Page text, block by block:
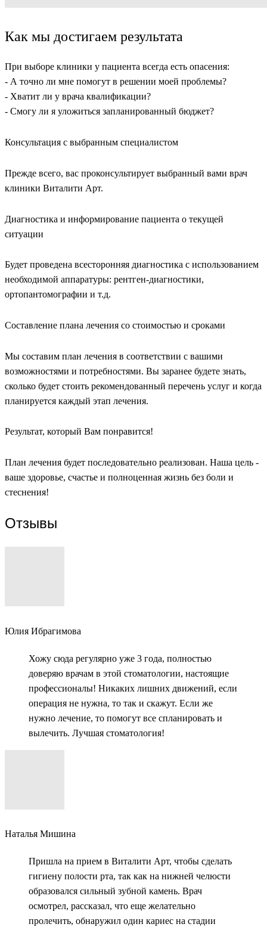
Как мы достигаем результата
При выборе клиники у пациента всегда есть опасения:
- А точно ли мне помогут в решении моей проблемы?
- Хватит ли у врача квалификации?
- Смогу ли я уложиться запланированный бюджет?
Консультация с выбранным специалистом
Прежде всего, вас проконсультирует выбранный вами врач
клиники Виталити Арт.
Диагностика и информирование пациента о текущей
ситуации
Будет проведена всесторонняя диагностика с использованием
необходимой аппаратуры: рентген-диагностики,
ортопантомографии и т.д.
Составление плана лечения со стоимостью и сроками
Мы составим план лечения в соответствии с вашими
возможностями и потребностями. Вы заранее будете знать,
сколько будет стоить рекомендованный перечень услуг и когда
планируется каждый этап лечения.
Результат, который Вам понравится!
План лечения будет последовательно реализован. Наша цель -
ваше здоровье, счастье и полноценная жизнь без боли и
стеснения!
Отзывы
Юлия Ибрагимова
Хожу сюда регулярно уже 3 года, полностью
доверяю врачам в этой стоматологии, настоящие
профессионалы! Никаких лишних движений, если
операция не нужна, то так и скажут. Если же
нужно лечение, то помогут все спланировать и
вылечить. Лучшая стоматология!
Наталья Мишина
Пришла на прием в Виталити Арт, чтобы сделать
гигиену полости рта, так как на нижней челюсти
образовался сильный зубной камень. Врач
осмотрел, рассказал, что еще желательно
пролечить, обнаружил один кариес на стадии